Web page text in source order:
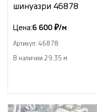
шинуазри 46878
Цена:6 600 ₽/м
Артикул: 46878
В наличии 29.35 м